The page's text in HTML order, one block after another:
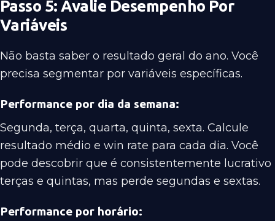
Passo 5: Avalie Desempenho Por
Variáveis
Não basta saber o resultado geral do ano. Você
precisa segmentar por variáveis específicas.
Performance por dia da semana:
Segunda, terça, quarta, quinta, sexta. Calcule
resultado médio e win rate para cada dia. Você
pode descobrir que é consistentemente lucrativo
terças e quintas, mas perde segundas e sextas.
Performance por horário: